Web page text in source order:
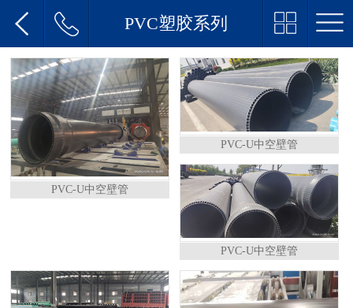
PVC塑胶系列
PVC-U中空壁管
PVC-U中空壁管
PVC-U中空壁管